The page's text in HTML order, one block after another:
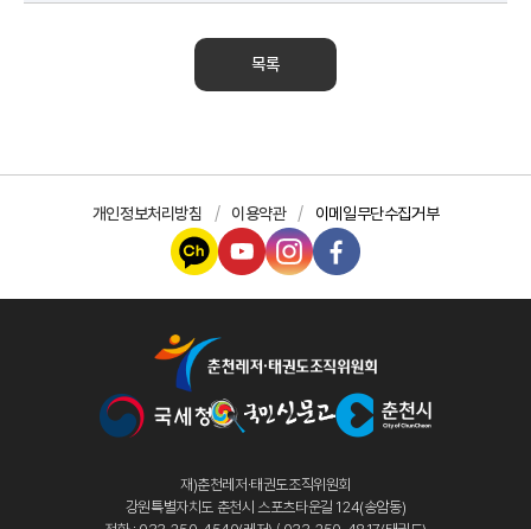
목록
개인정보처리방침 이용약관 이메일무단수집거부
재)춘천레저·태권도조직위원회
강원특별자치도 춘천시 스포츠타운길 124(송암동)